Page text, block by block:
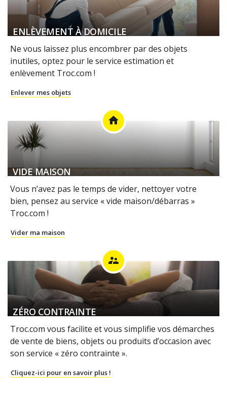
ENLÈVEMENT À DOMICILE
Ne vous laissez plus encombrer par des objets
inutiles, optez pour le service estimation et
enlèvement Troc.com !
Enlever mes objets
home
VIDE MAISON
Vous n’avez pas le temps de vider, nettoyer votre
bien, pensez au service « vide maison/débarras »
Troc.com !
Vider ma maison
supervisor_account
ZÉRO CONTRAINTE
Troc.com vous facilite et vous simplifie vos démarches
de vente de biens, objets ou produits d’occasion avec
son service « zéro contrainte ».
Cliquez-ici pour en savoir plus !